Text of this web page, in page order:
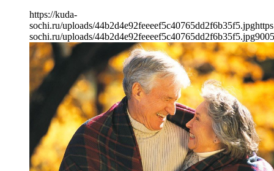
https://kuda-
sochi.ru/uploads/44b2d4e92feeeef5c40765dd2f6b35f5.jpg
sochi.ru/uploads/44b2d4e92feeeef5c40765dd2f6b35f5.jpg900